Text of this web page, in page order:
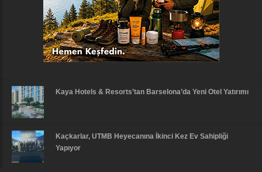
Kaya Hotels & Resorts’tan Barselona’da Yeni Otel Yatırımı
Kaçkarlar, UTMB Heyecanına İkinci Kez Ev Sahipliği
Yapıyor